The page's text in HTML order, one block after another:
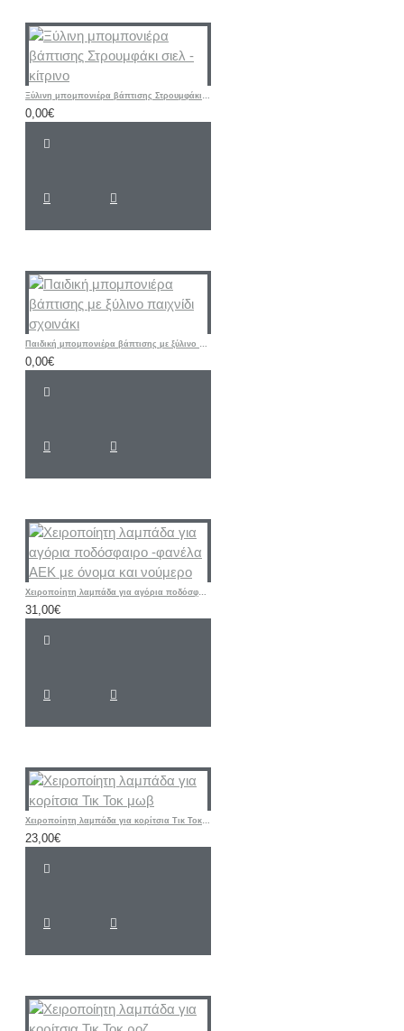
Ξύλινη μπομπονιέρα βάπτισης Στρουμφάκι σιελ - κίτρινο
0,00€
Παιδική μπομπονιέρα βάπτισης με ξύλινο παιχνίδι σχοινάκι
0,00€
Χειροποίητη λαμπάδα για αγόρια ποδόσφαιρο -φανέλα ΑΕΚ με όνομα και νούμερο
31,00€
Χειροποίητη λαμπάδα για κορίτσια Τικ Τοκ μωβ
23,00€